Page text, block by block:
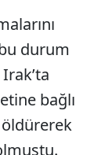
durum
bağlı
öldürerek